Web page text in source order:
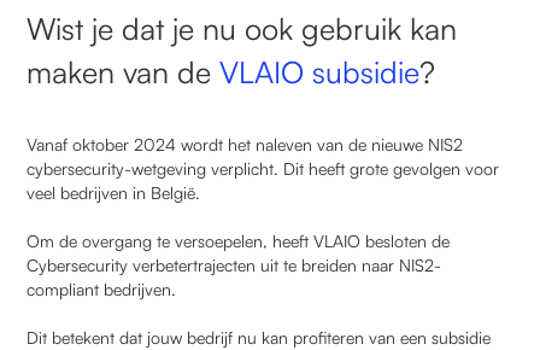
Wist je dat je nu ook gebruik kan
maken van deVLAIO subsidie?
Vanaf oktober 2024 wordt het naleven van de nieuwe NIS2
cybersecurity-wetgeving verplicht. Dit heeft grote gevolgen voor
veel bedrijven in België.
Om de overgang te versoepelen, heeft VLAIO besloten de
Cybersecurity verbetertrajecten uit te breiden naar NIS2-
compliant bedrijven.
Dit betekent dat jouw bedrijf nu kan profiteren van een subsidie